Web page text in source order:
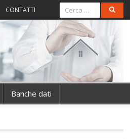
CONTATTI
Banche dati